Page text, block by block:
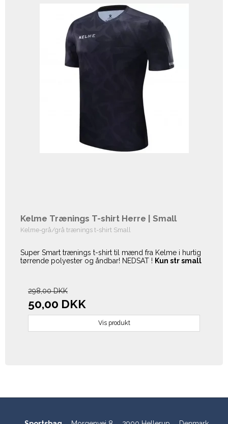
Kelme Trænings T-shirt Herre | Small
Kelme-grå/grå trænings t-shirt Small
Super Smart trænings t-shirt til mænd fra Kelme i hurtig
tørrende polyester og åndbar! NEDSAT ! Kun str small
298,00 DKK
50,00 DKK
Vis produkt